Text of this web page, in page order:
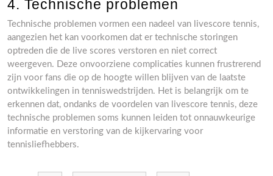
4. Technische problemen
Technische problemen vormen een nadeel van livescore tennis,
aangezien het kan voorkomen dat er technische storingen
optreden die de live scores verstoren en niet correct
weergeven. Deze onvoorziene complicaties kunnen frustrerend
zijn voor fans die op de hoogte willen blijven van de laatste
ontwikkelingen in tenniswedstrijden. Het is belangrijk om te
erkennen dat, ondanks de voordelen van livescore tennis, deze
technische problemen soms kunnen leiden tot onnauwkeurige
informatie en verstoring van de kijkervaring voor
tennisliefhebbers.